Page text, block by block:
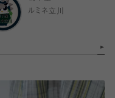
ルミネ立川